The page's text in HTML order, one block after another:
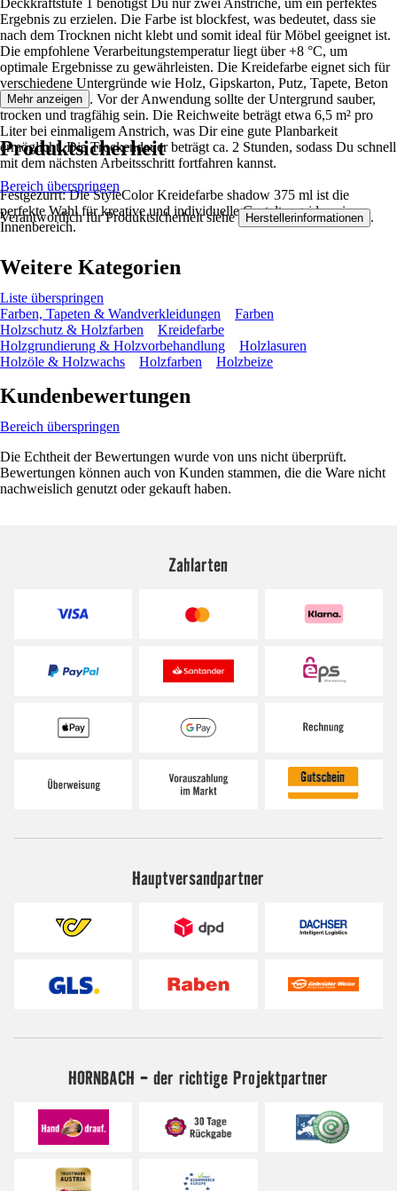
Deckkraftstufe 1 benötigst Du nur zwei Anstriche, um ein perfektes
Ergebnis zu erzielen. Die Farbe ist blockfest, was bedeutet, dass sie
nach dem Trocknen nicht klebt und somit ideal für Möbel geeignet ist.
Die empfohlene Verarbeitungstemperatur liegt über +8 °C, um
optimale Ergebnisse zu gewährleisten. Die Kreidefarbe eignet sich für
verschiedene Untergründe wie Holz, Gipskarton, Putz, Tapete, Beton
und Mauerwerk. Vor der Anwendung sollte der Untergrund sauber,
trocken und tragfähig sein. Die Reichweite beträgt etwa 6,5 m² pro
Liter bei einmaligem Anstrich, was Dir eine gute Planbarkeit
ermöglicht. Die Trockendauer beträgt ca. 2 Stunden, sodass Du schnell
mit dem nächsten Arbeitsschritt fortfahren kannst.
Festgezurrt: Die StyleColor Kreidefarbe shadow 375 ml ist die
perfekte Wahl für kreative und individuelle Gestaltungsideen im
Innenbereich.
Mehr anzeigen
Produktsicherheit
Bereich überspringen
Verantwortlich für Produktsicherheit siehe Herstellerinformationen .
Weitere Kategorien
Liste überspringen
Farben, Tapeten & Wandverkleidungen
Farben
Holzschutz & Holzfarben
Kreidefarbe
Holzgrundierung & Holzvorbehandlung
Holzlasuren
Holzöle & Holzwachs
Holzfarben Holzbeize
Kundenbewertungen
Bereich überspringen
Die Echtheit der Bewertungen wurde von uns nicht überprüft.
Bewertungen können auch von Kunden stammen, die die Ware nicht
nachweislich genutzt oder gekauft haben.
Zahlarten
Hauptversandpartner
HORNBACH - der richtige Projektpartner